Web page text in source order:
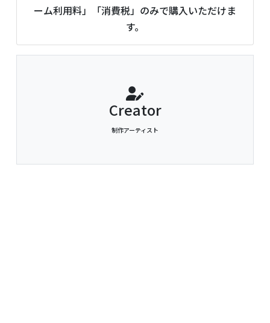
ーム利用料」「消費税」のみで購入いただけま
す。
Creator
制作アーティスト